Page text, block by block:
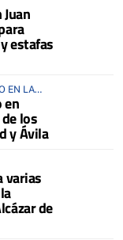
estafas
EN LA
en
los
y Ávila
varias
de